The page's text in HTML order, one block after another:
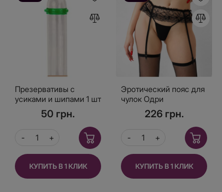
Презервативы с
усиками и шипами 1 шт
зеленая упаковка
50 грн.
КУПИТЬ В 1 КЛИК
Эротический пояс для
чулок Одри
226 грн.
КУПИТЬ В 1 КЛИК